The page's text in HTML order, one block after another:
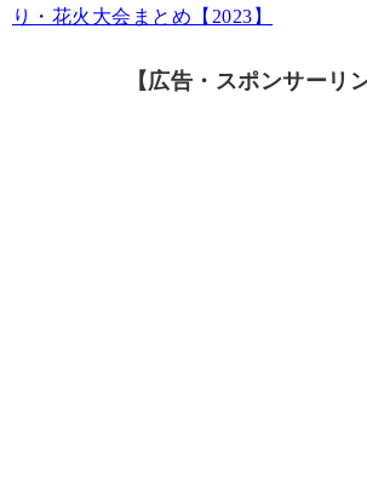
り・花火大会まとめ【2023】
【広告・スポンサーリ